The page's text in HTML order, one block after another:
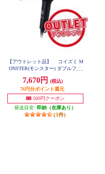
【アウトレット品】 コイズミ M
ONSTER(モンスター) ダブルファ
10-K
7,670円
(税込)
76円分ポイント還元
500円クーポン
発送目安: 即納（在庫あり）
(3件)